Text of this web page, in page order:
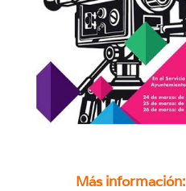
Más información: